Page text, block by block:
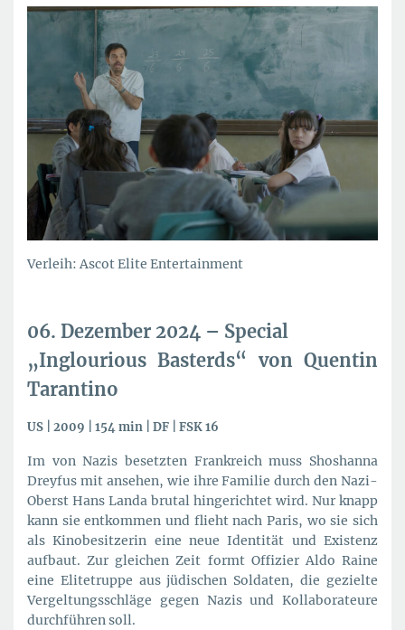
Verleih: Ascot Elite Entertainment
06. Dezember 2024 – Special
„Inglourious Basterds“ von Quentin
Tarantino
US | 2009 | 154 min | DF | FSK 16
Im von Nazis besetzten Frankreich muss Shoshanna
Dreyfus mit ansehen, wie ihre Familie durch den Nazi-
Oberst Hans Landa brutal hingerichtet wird. Nur knapp
kann sie entkommen und flieht nach Paris, wo sie sich
als Kinobesitzerin eine neue Identität und Existenz
aufbaut. Zur gleichen Zeit formt Offizier Aldo Raine
eine Elitetruppe aus jüdischen Soldaten, die gezielte
Vergeltungsschläge gegen Nazis und Kollaborateure
durchführen soll.